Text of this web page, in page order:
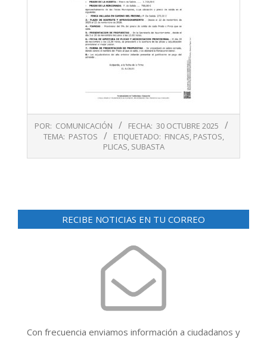
10-
POR: COMUNICACIÓN FECHA: 30 OCTUBRE 2025
TEMA: PASTOS ETIQUETADO: FINCAS, PASTOS,
PLICAS, SUBASTA
RECIBE NOTICIAS EN TU CORREO
Con frecuencia enviamos información a ciudadanos y